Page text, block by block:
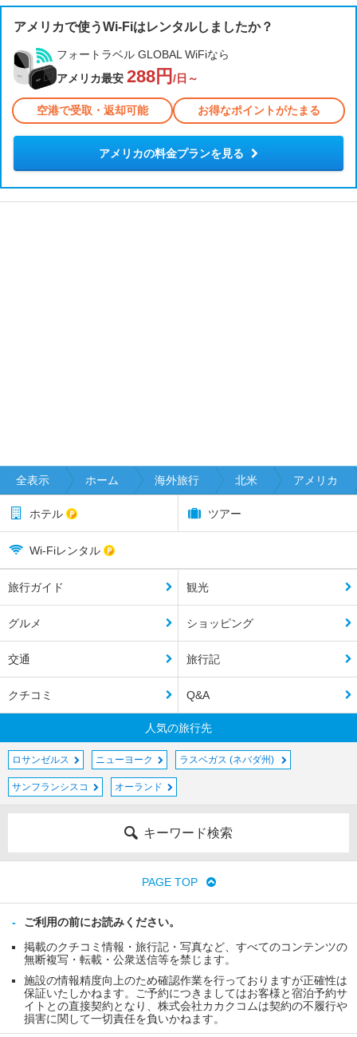
アメリカで使うWi-Fiはレンタルしましたか？
フォートラベル GLOBAL WiFiなら
アメリカ最安 288円 /日～
空港で受取・返却可能 お得なポイントがたまる
アメリカの料金プランを見る
全表示 ホーム 海外旅行 北米 アメリカ
ホテル ツアー
Wi-Fiレンタル
旅行ガイド 観光
グルメ ショッピング
交通 旅行記
クチコミ Q&A
人気の旅行先
ロサンゼルス ニューヨーク ラスベガス (ネバダ州)
サンフランシスコ オーランド
キーワード検索
PAGE TOP
ご利用の前にお読みください。
掲載のクチコミ情報・旅行記・写真など、すべてのコンテンツの
無断複写・転載・公衆送信等を禁じます。
施設の情報精度向上のため確認作業を行っておりますが正確性は
保証いたしかねます。ご予約につきましてはお客様と宿泊予約サ
イトとの直接契約となり、株式会社カカクコムは契約の不履行や
損害に関して一切責任を負いかねます。